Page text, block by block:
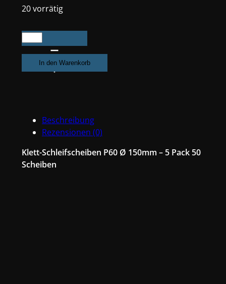
20 vorrätig
250X
Exzenter
Schleifpapier
/
150mm
15
Loch
In den Warenkorb
Beschreibung
Rezensionen (0)
Klett-Schleifscheiben P60 Ø 150mm – 5 Pack 50
Scheiben